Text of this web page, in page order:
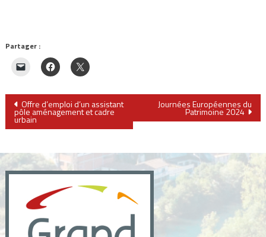
Partager :
Navigation
de
l’article
Offre d’emploi d’un assistant
pôle aménagement et cadre
urbain
Journées Européennes du
Patrimoine 2024